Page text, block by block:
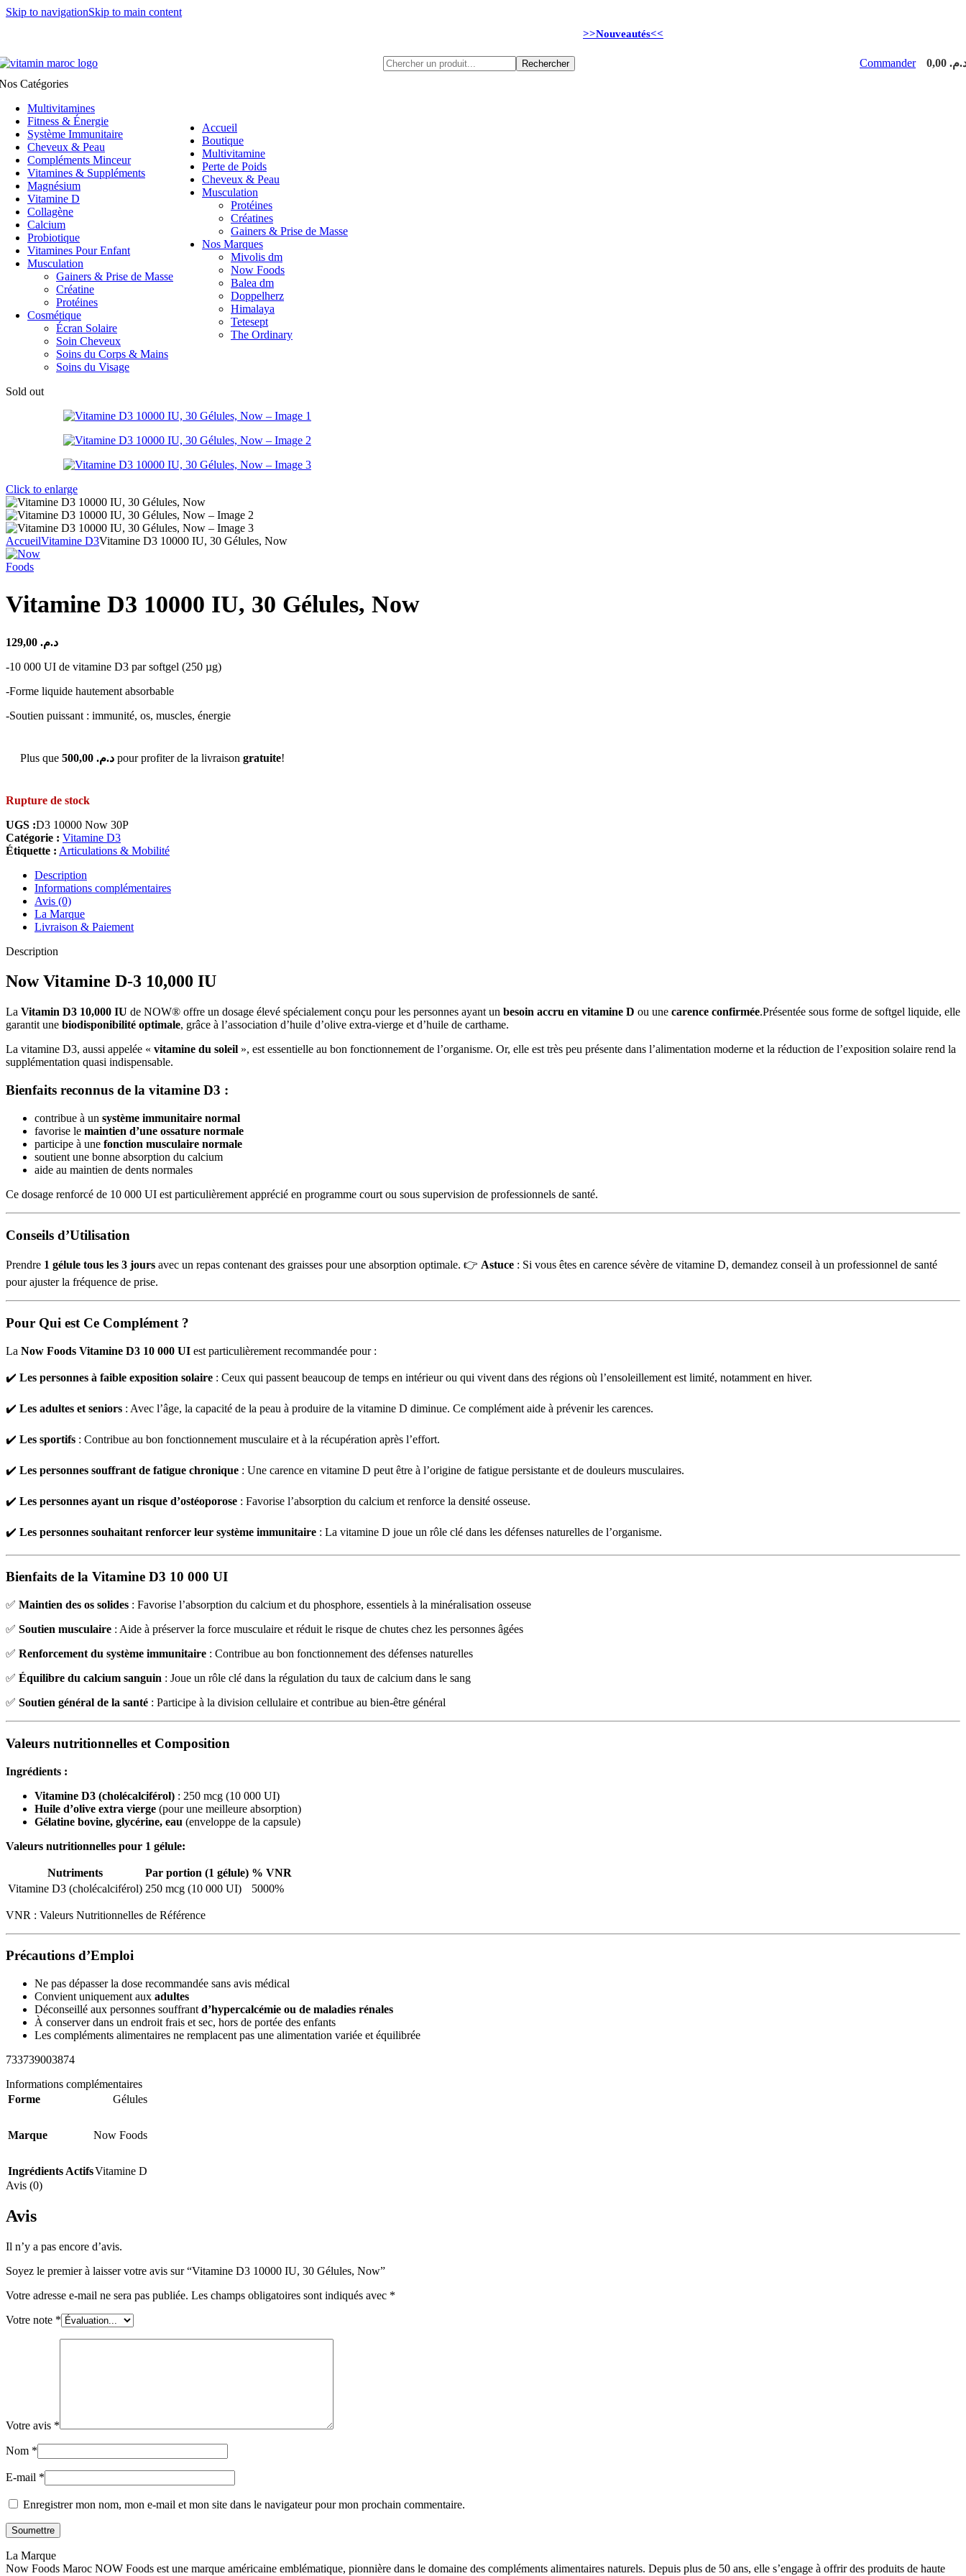
Skip to navigationSkip to main content
>>Nouveautés<<
Rechercher Commander
Catégories
Multivitamines
Fitness & Énergie
Système Immunitaire
Cheveux & Peau
Compléments Minceur
Vitamines & Suppléments
Magnésium
Vitamine D
Collagène
Calcium
Probiotique
Vitamines Pour Enfant
Musculation
Gainers & Prise de Masse
Créatine
Protéines
Cosmétique
Écran Solaire
Soin Cheveux
Soins du Corps & Mains
Soins du Visage
Accueil
Boutique
Multivitamine
Perte de Poids
Cheveux & Peau
Musculation
Protéines
Créatines
Gainers & Prise de Masse
Nos Marques
Mivolis dm
Now Foods
Balea dm
Doppelherz
Himalaya
Tetesept
The Ordinary
Sold out
Click to enlarge
AccueilVitamine D3Vitamine D3 10000 IU, 30 Gélules, Now
Vitamine D3 10000 IU, 30 Gélules, Now
د.م.
-10 000 UI de vitamine D3 par softgel (250 µg)
-Forme liquide hautement absorbable
-Soutien puissant : immunité, os, muscles, énergie
Plus que د.م. pour profiter de la livraison gratuite!
Rupture de stock
UGS :D3 10000 Now 30P
Catégorie : Vitamine D3
Étiquette : Articulations & Mobilité
Description
Informations complémentaires
Avis (0)
La Marque
Livraison & Paiement
Description
Now Vitamine D-3 10,000 IU
La Vitamin D3 10,000 IU de NOW® offre un dosage élevé spécialement conçu pour les personnes ayant un besoin accru en vitamine D ou une carence confirmée.Présentée sous forme de softgel liquide, elle
garantit une biodisponibilité optimale, grâce à l’association d’huile d’olive extra-vierge et d’huile de carthame.
La vitamine D3, aussi appelée « vitamine du soleil », est essentielle au bon fonctionnement de l’organisme. Or, elle est très peu présente dans l’alimentation moderne et la réduction de l’exposition solaire rend la
supplémentation quasi indispensable.
Bienfaits reconnus de la vitamine D3 :
contribue à un système immunitaire normal
favorise le maintien d’une ossature normale
participe à une fonction musculaire normale
soutient une bonne absorption du calcium
aide au maintien de dents normales
Ce dosage renforcé de 10 000 UI est particulièrement apprécié en programme court ou sous supervision de professionnels de santé.
Conseils d’Utilisation
Prendre 1 gélule tous les 3 jours avec un repas contenant des graisses pour une absorption optimale. 👉 Astuce : Si vous êtes en carence sévère de vitamine D, demandez conseil à un professionnel de santé
pour ajuster la fréquence de prise.
Pour Qui est Ce Complément ?
La Now Foods Vitamine D3 10 000 UI est particulièrement recommandée pour :
✔️ Les personnes à faible exposition solaire : Ceux qui passent beaucoup de temps en intérieur ou qui vivent dans des régions où l’ensoleillement est limité, notamment en hiver.
✔️ Les adultes et seniors : Avec l’âge, la capacité de la peau à produire de la vitamine D diminue. Ce complément aide à prévenir les carences.
✔️ Les sportifs : Contribue au bon fonctionnement musculaire et à la récupération après l’effort.
✔️ Les personnes souffrant de fatigue chronique : Une carence en vitamine D peut être à l’origine de fatigue persistante et de douleurs musculaires.
✔️ Les personnes ayant un risque d’ostéoporose : Favorise l’absorption du calcium et renforce la densité osseuse.
✔️ Les personnes souhaitant renforcer leur système immunitaire : La vitamine D joue un rôle clé dans les défenses naturelles de l’organisme.
Bienfaits de la Vitamine D3 10 000 UI
✅ Maintien des os solides : Favorise l’absorption du calcium et du phosphore, essentiels à la minéralisation osseuse
✅ Soutien musculaire : Aide à préserver la force musculaire et réduit le risque de chutes chez les personnes âgées
✅ Renforcement du système immunitaire : Contribue au bon fonctionnement des défenses naturelles
✅ Équilibre du calcium sanguin : Joue un rôle clé dans la régulation du taux de calcium dans le sang
✅ Soutien général de la santé : Participe à la division cellulaire et contribue au bien-être général
Valeurs nutritionnelles et Composition
Ingrédients :
Vitamine D3 (cholécalciférol) : 250 mcg (10 000 UI)
Huile d’olive extra vierge (pour une meilleure absorption)
Gélatine bovine, glycérine, eau (enveloppe de la capsule)
Valeurs nutritionnelles pour 1 gélule:
Nutriments Par portion (1 gélule) % VNR
Vitamine D3 (cholécalciférol) 250 mcg (10 000 UI) 5000%
VNR : Valeurs Nutritionnelles de Référence
Précautions d’Emploi
Ne pas dépasser la dose recommandée sans avis médical
Convient uniquement aux adultes
Déconseillé aux personnes souffrant d’hypercalcémie ou de maladies rénales
À conserver dans un endroit frais et sec, hors de portée des enfants
Les compléments alimentaires ne remplacent pas une alimentation variée et équilibrée
733739003874
Informations complémentaires
Forme
Gélules
Marque Now Foods
Ingrédients ActifsVitamine D
Avis (0)
Avis
Il n’y a pas encore d’avis.
Soyez le premier à laisser votre avis sur “Vitamine D3 10000 IU, 30 Gélules, Now”
Votre adresse e-mail ne sera pas publiée. Les champs obligatoires sont indiqués avec *
Votre note *
Votre avis *
Nom *
E-mail *
Enregistrer mon nom, mon e-mail et mon site dans le navigateur pour mon prochain commentaire.
La Marque
Now Foods Maroc NOW Foods est une marque américaine emblématique, pionnière dans le domaine des compléments alimentaires naturels. Depuis plus de 50 ans, elle s’engage à offrir des produits de haute